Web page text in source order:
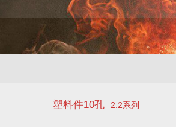
塑料件10孔 2.2系列